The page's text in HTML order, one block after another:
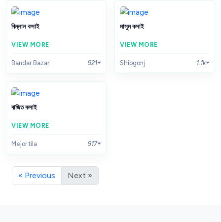
বিল্লাল কসাই
VIEW MORE
Bandar Bazar 921
মাসুম কসাই
VIEW MORE
Shibgonj 1.1k
বাজিত কসাই
VIEW MORE
Mejor tila 917
« Previous Next »